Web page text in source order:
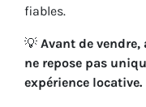
fiables.
💡 Avant de vendre,
ne repose pas
expérience locative.